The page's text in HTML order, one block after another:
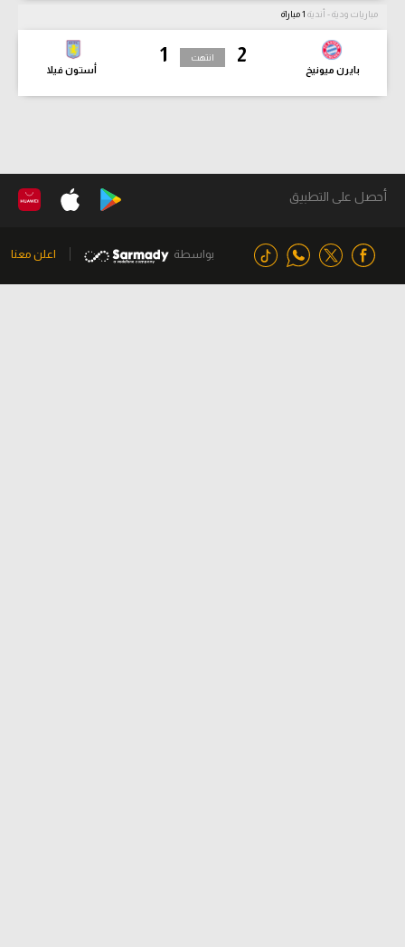
مباريات ودية - أندية
2
بايرن ميونيخ
1
أستون فيلا
انتهت
أحصل على التطبيق
بواسطة اعلن معنا